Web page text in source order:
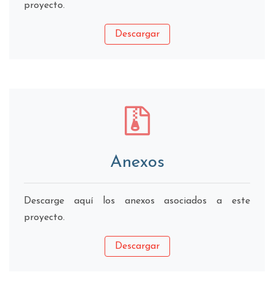
proyecto.
Descargar
Anexos
Descarge aquí los anexos asociados a este
proyecto.
Descargar